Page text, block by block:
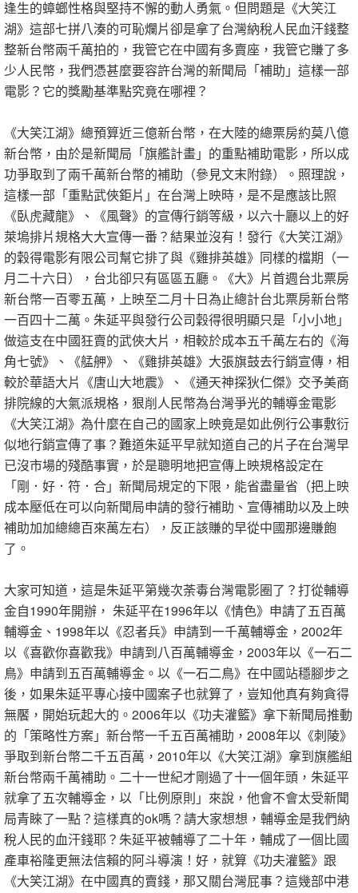
逢生的蟑螂性格與堅持不懈的動人勇氣。但問題是《大笑江
湖》這部七拼八湊的可恥爛片卻是拿了台灣納稅人民血汗錢整
整新台幣兩千萬拍的，我管它在中國有多賣座，我管它賺了多
少人民幣，我們憑甚麼要容許台灣的新聞局「補助」這樣一部
電影？它的獎勵基準點究竟在哪裡？
《大笑江湖》總預算近三億新台幣，在大陸的總票房約莫八億
新台幣，由於是新聞局「旗艦計畫」的重點補助電影，所以成
功爭取到了兩千萬新台幣的補助（參見文末附錄）。照理說，
這樣一部「重點武俠鉅片」在台灣上映時，是不是應該比照
《臥虎藏龍》、《風聲》的宣傳行銷等級，以六十廳以上的好
萊塢排片規格大大宣傳一番？結果並沒有！發行《大笑江湖》
的穀得電影有限公司幫它排了與《雞排英雄》同樣的檔期（一
月二十六日），台北卻只有區區五廳。《大》片首週台北票房
新台幣一百零五萬，上映至二月十日為止總計台北票房新台幣
一百四十二萬。朱延平與發行公司穀得很明顯只是「小小地」
做這支在中國狂賣的武俠大片，相較於成本五千萬左右的《海
角七號》、《艋舺》、《雞排英雄》大張旗鼓去行銷宣傳，相
較於華語大片《唐山大地震》、《通天神探狄仁傑》交予美商
排院線的大氣派規格，狠削人民幣為台灣爭光的輔導金電影
《大笑江湖》為什麼在自己的國家上映竟是如此例行公事敷衍
似地行銷宣傳了事？難道朱延平早就知道自己的片子在台灣早
已沒市場的殘酷事實，於是聰明地把宣傳上映規格設定在
「剛．好．符．合」新聞局規定的下限，能省盡量省（把上映
成本壓低在可以向新聞局申請的發行補助、宣傳補助以及上映
補助加加總總百來萬左右），反正該賺的早從中國那邊賺飽
了。
大家可知道，這是朱延平第幾次荼毒台灣電影圈了？打從輔導
金自1990年開辦， 朱延平在1996年以《情色》申請了五百萬
輔導金、1998年以《忍者兵》申請到一千萬輔導金，2002年
以《喜歡你喜歡我》申請到八百萬輔導金，2003年以《一石二
鳥》申請到五百萬輔導金。以《一石二鳥》在中國站穩腳步之
後，如果朱延平專心接中國案子也就算了，豈知他真有夠貪得
無饜，開始玩起大的。2006年以《功夫灌籃》拿下新聞局推動
的「策略性方案」新台幣一千五百萬補助，2008年以《刺陵》
爭取到新台幣二千五百萬，2010年以《大笑江湖》拿到旗艦組
新台幣兩千萬補助。二十一世紀才剛過了十一個年頭，朱延平
就拿了五次輔導金，以「比例原則」來說，他會不會太受新聞
局青睞了一點？這樣真的ok嗎？請大家想想，輔導金是我們納
稅人民的血汗錢耶？朱延平被輔導了二十年，輔成了一個比國
產車裕隆更無法信賴的阿斗導演！好，就算《功夫灌籃》跟
《大笑江湖》在中國真的賣錢，那又關台灣屁事？這幾部中港